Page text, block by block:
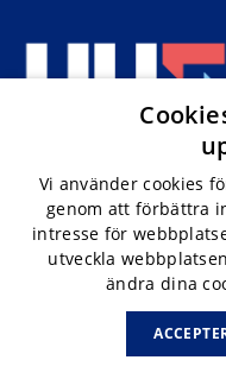
ÖPPETTIDER
21 april, 2027: 9.00-17.00
Vi använder cookies
genom att förbättra
intresse för
utveckla
ändra dina